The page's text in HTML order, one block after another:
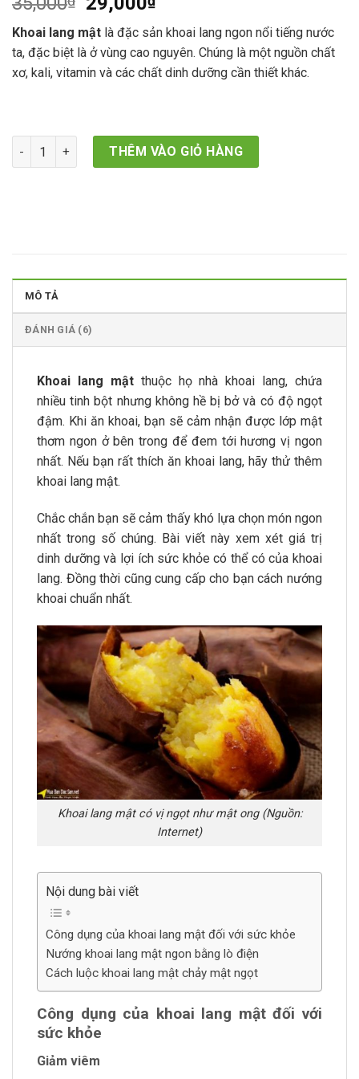
đánh giá
là:
35,000₫.
tại
là:
29,000₫.
Khoai lang mật là đặc sản khoai lang ngon nổi tiếng nước
ta, đặc biệt là ở vùng cao nguyên. Chúng là một nguồn chất
xơ, kali, vitamin và các chất dinh dưỡng cần thiết khác.
Khoai Lang Mật số lượngTHÊM VÀO GIỎ HÀNG
MÔ TẢ
ĐÁNH GIÁ (6)
Khoai lang mậtthuộc họ nhà khoai lang, chứa
nhiều tinh bột nhưng không hề bị bở và có độ ngọt
đậm. Khi ăn khoai, bạn sẽ cảm nhận được lớp mật
thơm ngon ở bên trong để đem tới hương vị ngon
nhất. Nếu bạn rất thích ăn khoai lang, hãy thử thêm
khoai lang mật.
Chắc chắn bạn sẽ cảm thấy khó lựa chọn món ngon
nhất trong số chúng. Bài viết này xem xét giá trị
dinh dưỡng và lợi ích sức khỏe có thể có của khoai
lang. Đồng thời cũng cung cấp cho bạn cách nướng
khoai chuẩn nhất.
Khoai lang mật có vị ngọt như mật ong (Nguồn:
Internet)
Nội dung bài viết
Công dụng của khoai lang mật đối với sức khỏe
Nướng khoai lang mật ngon bằng lò điện
Cách luộc khoai lang mật chảy mật ngọt
Công dụng của khoai lang mật đối với
sức khỏe
Giảm viêm